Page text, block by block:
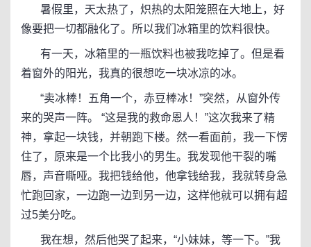
暑假里，天太热了，炽热的太阳笼照在大地上，好
像要把一切都融化了。所以我们冰箱里的饮料很快。
有一天，冰箱里的一瓶饮料也被我吃掉了。但是看
着窗外的阳光，我真的很想吃一块冰凉的冰。
“卖冰棒！五角一个，赤豆棒冰！”突然，从窗外传
来的哭声一阵。 “这是我的救命恩人！”这次我来了精
神，拿起一块钱，并朝跑下楼。然一看面前，我一下愣
住了，原来是一个比我小的男生。我发现他干裂的嘴
唇，声音嘶哑。我把钱给他，他拿钱给我，我就转身急
忙跑回家，一边跑一边到另一边，这样他就可以拥有超
过5美分吃。
我在想，然后他哭了起来，“小妹妹，等一下。”我